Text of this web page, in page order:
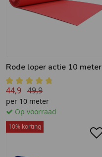
Rode loper actie 10 meter
44,9 49,9
per 10 meter
Op voorraad
10% korting